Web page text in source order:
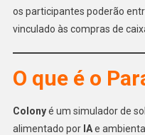
os participantes poderão
vinculado às compras de
O que é o
Colonyé um simulador de
alimentado por IAe